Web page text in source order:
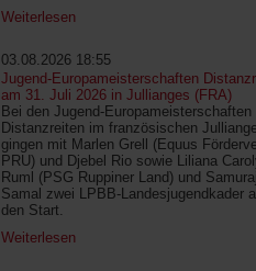
Weiterlesen
03.08.2026 18:55
Jugend-Europameisterschaften
am 31. Juli 2026 in Jullianges (FRA)
Bei den Jugend-Europameisterschaften
Distanzreiten im französischen
gingen mit Marlen Grell (Equus
PRU) und Djebel Rio sowie Liliana
Ruml (PSG Ruppiner Land) und
Samal zwei LPBB-Landesjugendkader
den Start.
Weiterlesen